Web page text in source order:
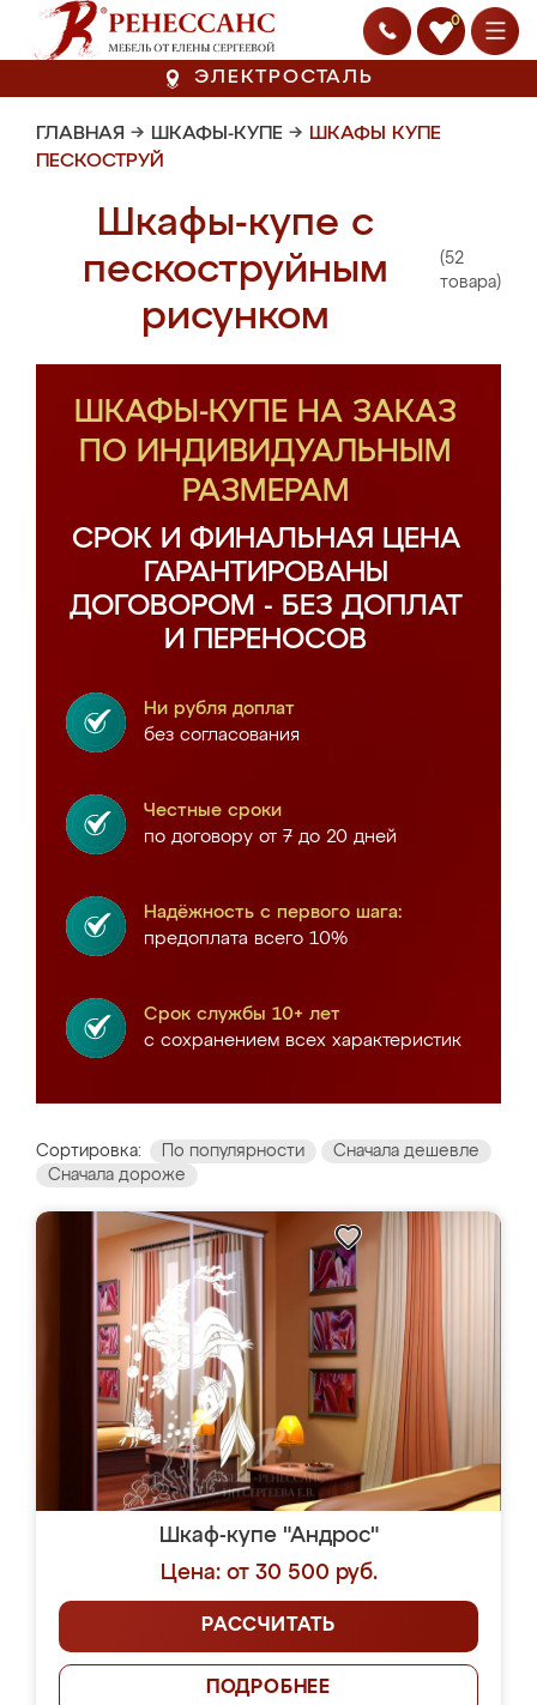
0
ЭЛЕКТРОСТАЛЬ
ГЛАВНАЯ → ШКАФЫ-КУПЕ → ШКАФЫ КУПЕ
ПЕСКОСТРУЙ
Шкафы-купе с
пескоструйным
рисунком
(52
товара)
ШКАФЫ-КУПЕ НА ЗАКАЗ
ПО ИНДИВИДУАЛЬНЫМ
РАЗМЕРАМ
СРОК И ФИНАЛЬНАЯ ЦЕНА
ГАРАНТИРОВАНЫ
ДОГОВОРОМ - БЕЗ ДОПЛАТ
И ПЕРЕНОСОВ
Ни рубля доплат
без согласования
Честные сроки
по договору от 7 до 20 дней
Надёжность с первого шага:
предоплата всего 10%
Срок службы 10+ лет
с сохранением всех характеристик
Сортировка: По популярности
Сначала дешевле
Сначала дороже
Шкаф-купе "Андрос"
Цена: от 30 500 руб.
РАССЧИТАТЬ
ПОДРОБНЕЕ